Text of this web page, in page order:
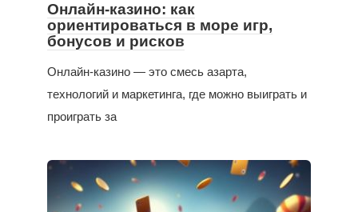
Онлайн-казино: как
ориентироваться в море игр,
бонусов и рисков
Онлайн-казино — это смесь азарта,
технологий и маркетинга, где можно выиграть и
проиграть за